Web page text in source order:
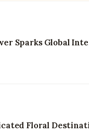
Sparks Global
Floral